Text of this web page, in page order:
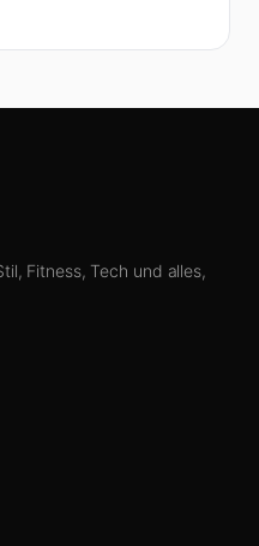
Fitness, Tech und alles,